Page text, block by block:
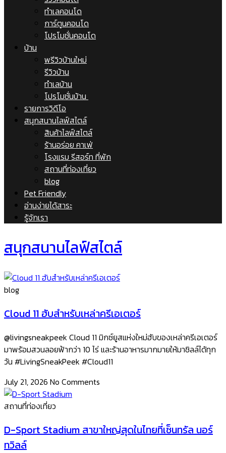
ทำเลคอนโด
การ์ตูนคอนโด
โปรโมชั่นคอนโด
บ้าน
พรีวิวบ้านใหม่
รีวิวบ้าน
ทำเลบ้าน
โปรโมชั่นบ้าน
รายการวิดีโอ
สนุกสนานไลฟ์สไตล์
สินค้าไลฟ์สไตล์
ร้านอร่อย คาเฟ่
โรงแรม รีสอร์ท ที่พัก
สถานที่ท่องเที่ยว
blog
Pet Friendly
อ่านง่ายได้สาระ
รู้จักเรา
สนุกสนานไลฟ์สไตล์
blog
Cloud 11 ฮับสำหรับเหล่าครีเอเตอร์
@livingsneakpeek Cloud 11 มิกซ์ยูสแห่งใหม่ฮับของเหล่าครีเอเตอร์
มาพร้อมสวนลอยฟ้ากว่า 10 ไร่ และร้านอาหารมากมายให้มาชิลล์ได้ทุก
วัน #LivingSneakPeek #Cloud11
July 21, 2026 No Comments
สถานที่ท่องเที่ยว
D-Sport Stadium สาขาใหญ่สุดในไทยที่เซ็นทรัล นอร์
ทวิลล์